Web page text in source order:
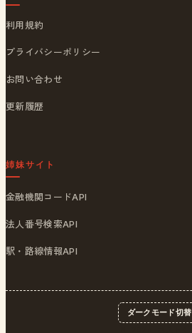
利用規約
プライバシーポリシー
お問い合わせ
更新履歴
姉妹サイト
金融機関コードAPI
法人番号検索API
駅・路線情報API
ダークモード切替